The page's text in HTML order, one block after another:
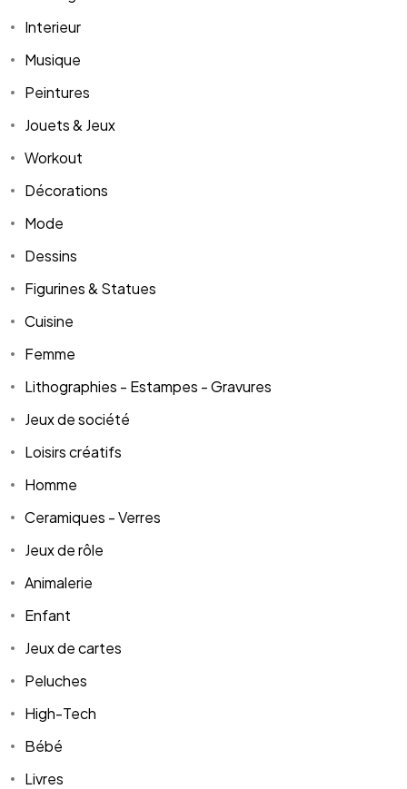
Interieur
Musique
Peintures
Jouets & Jeux
Workout
Décorations
Mode
Dessins
Figurines & Statues
Cuisine
Femme
Lithographies - Estampes - Gravures
Jeux de société
Loisirs créatifs
Homme
Ceramiques - Verres
Jeux de rôle
Animalerie
Enfant
Jeux de cartes
Peluches
High-Tech
Bébé
Livres